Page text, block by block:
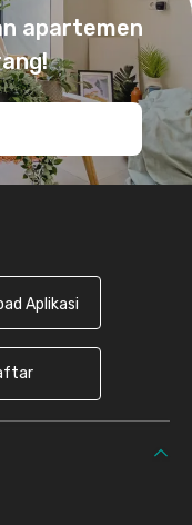
apartemen
Aplikasi